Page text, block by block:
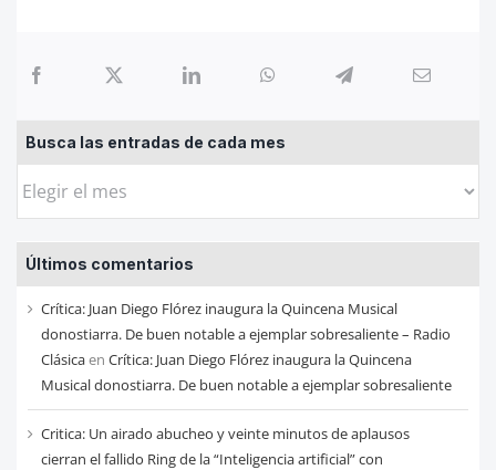
Busca las entradas de cada mes
Busca
entradas
de
cada
mes
Últimos comentarios
Crítica: Juan Diego Flórez inaugura la Quincena Musical
donostiarra. De buen notable a ejemplar sobresaliente – Radio
Clásicaen Crítica: Juan Diego Flórez inaugura la Quincena
Musical donostiarra. De buen notable a ejemplar sobresaliente
Critica: Un airado abucheo y veinte minutos de aplausos
cierran el fallido Ring de la “Inteligencia artificial” con